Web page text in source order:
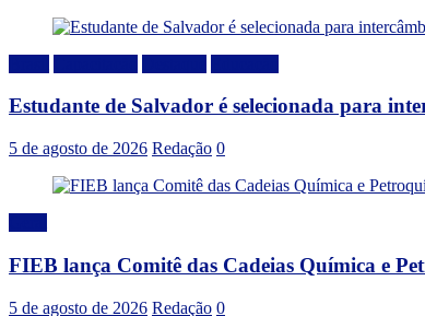
Estudante de Salvador é selecionada para
5 de agosto de 2026 Redação 0
FIEB lança Comitê das Cadeias Química e
5 de agosto de 2026 Redação 0